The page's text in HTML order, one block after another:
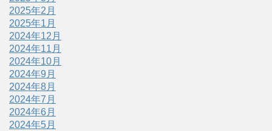
2025年2月
2025年1月
2024年12月
2024年11月
2024年10月
2024年9月
2024年8月
2024年7月
2024年6月
2024年5月